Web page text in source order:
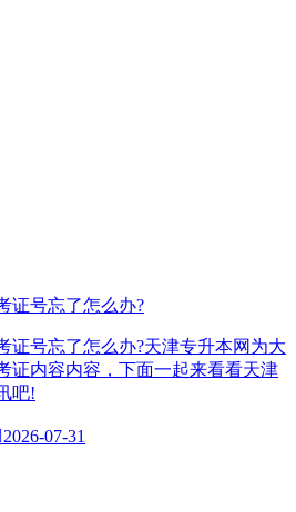
证号忘了怎么办?
证号忘了怎么办?天津专升本网为大
证内容内容，下面一起来看看天津
吧!
2026-07-31